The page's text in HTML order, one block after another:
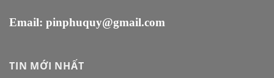
Email: pinphuquy@gmail.com
TIN MỚI NHẤT